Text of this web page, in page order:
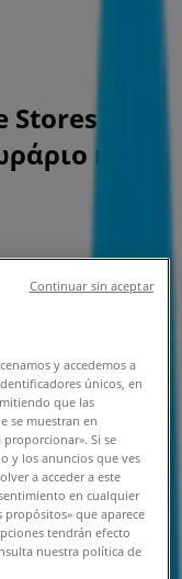
σε
και
Χαλκίδα»
Χαλκίδα
Χαλκίδα
y accedemos a
únicos, en
que las
se muestran en
Si se
y los anuncios que ves
a acceder a este
en cualquier
que aparece
tendrán efecto
nuestra política de
Continuar sin aceptar